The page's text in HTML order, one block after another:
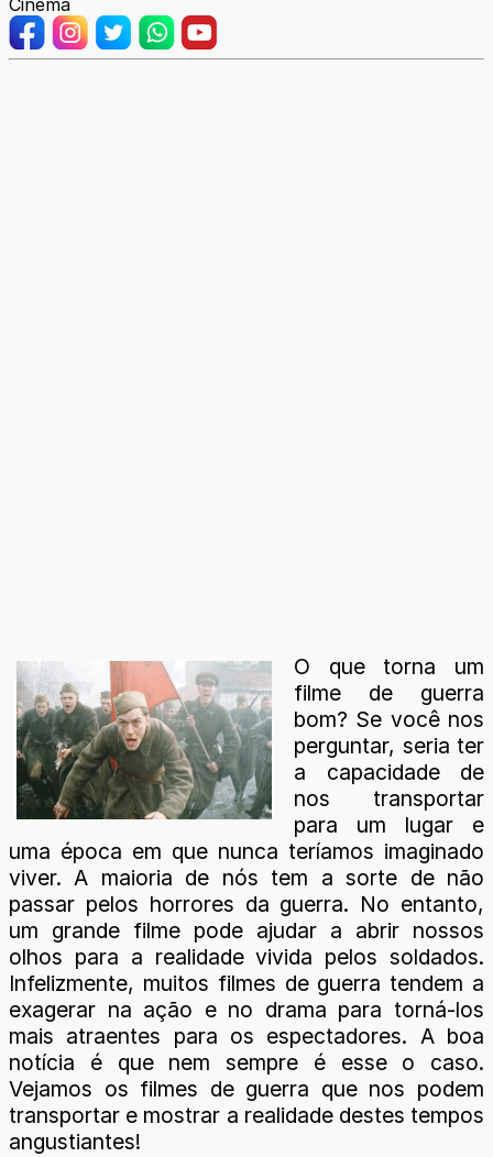
Cinema
O que torna um
filme de guerra
bom? Se você nos
perguntar, seria ter
a capacidade de
nos transportar
para um lugar e
uma época em que nunca teríamos imaginado
viver. A maioria de nós tem a sorte de não
passar pelos horrores da guerra. No entanto,
um grande filme pode ajudar a abrir nossos
olhos para a realidade vivida pelos soldados.
Infelizmente, muitos filmes de guerra tendem a
exagerar na ação e no drama para torná-los
mais atraentes para os espectadores. A boa
notícia é que nem sempre é esse o caso.
Vejamos os filmes de guerra que nos podem
transportar e mostrar a realidade destes tempos
angustiantes!